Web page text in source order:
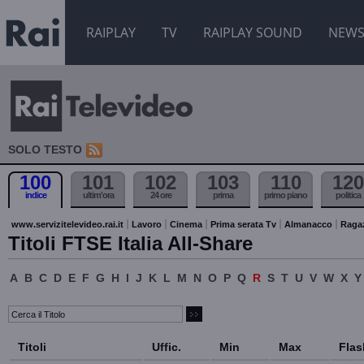
RAIPLAY TV RAIPLAY SOUND NEWS
SOLO TESTO
100
indice
101
ultim'ora
102
24 ore
103
prima
110
primo piano
120
politica
www.servizitelevideo.rai.it Lavoro Cinema Prima serata Tv Almanacco
Titoli FTSE Italia All-Share
A B C D E F G H I J K L M N O P Q R S T U V W X Y
Titoli Uffic. Min Max